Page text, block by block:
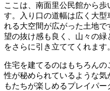
ここは、南面里公民館から
す。入り口の道幅は広く大
れる大空間が広がった土地
望の抜け感も良く、山々の
をさらに引き立ててくれます
住宅を建てるのはもちろん
性が秘められているような
もたちが楽しめるプレイパー